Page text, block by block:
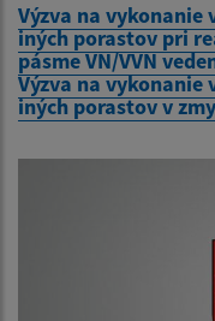
Výzva na
iných porastov pri
pásme VN/VVN
Výzva na
iných porastov v